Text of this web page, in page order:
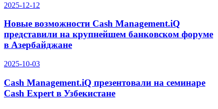
2025-12-12
Новые возможности Cash Management.iQ
представили на крупнейшем банковском форуме
в Азербайджане
2025-10-03
Cash Management.iQ презентовали на семинаре
Cash Expert в Узбекистане